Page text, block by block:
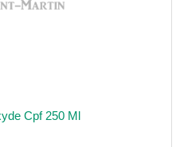
Cpf 250 Ml